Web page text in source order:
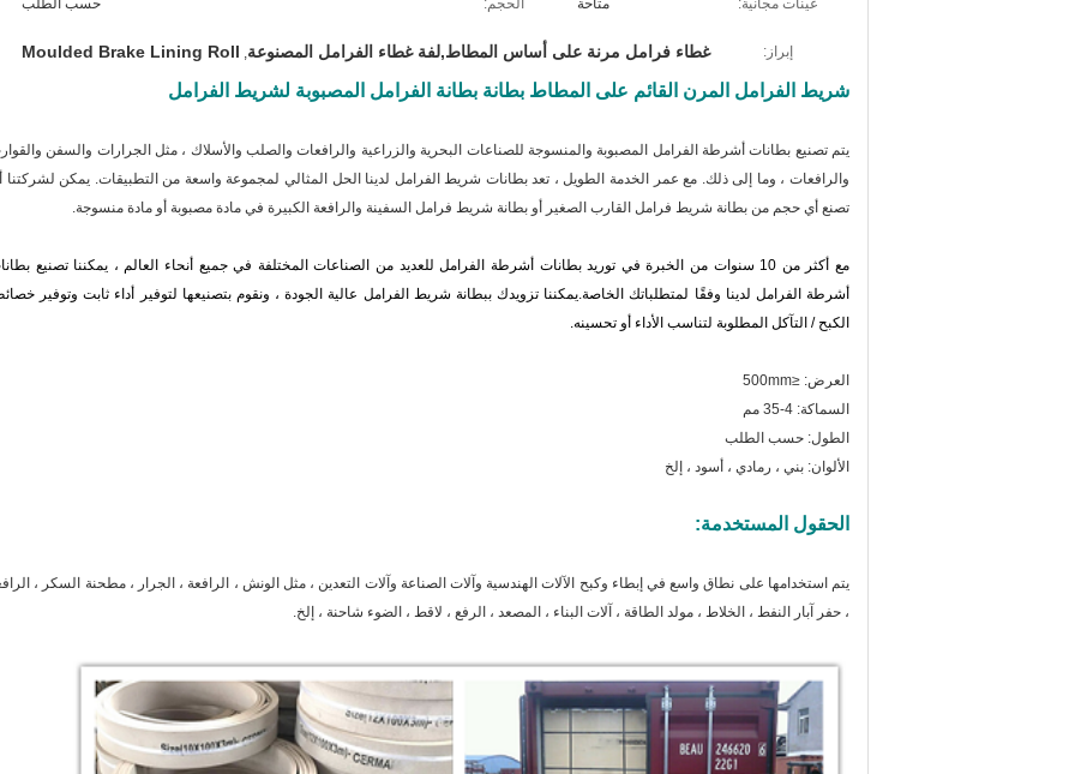
عينات مجانية: متاحة الحجم: حسب الطلب
إبراز: غطاء فرامل مرنة على أساس المطاط,لفة غطاء الفرامل المصنوعة,
Moulded Brake Lining Roll
شريط الفرامل المرن القائم على المطاط بطانة بطانة الفرامل المصبوبة لشريط الفرامل
يتم تصنيع بطانات أشرطة الفرامل المصبوبة والمنسوجة للصناعات البحرية والزراعية والرافعات والصلب والأسلاك ، مثل الجرارات والسفن
والرافعات ، وما إلى ذلك. مع عمر الخدمة الطويل ، تعد بطانات شريط الفرامل لدينا الحل المثالي لمجموعة واسعة من التطبيقات. يمكن لشركتنا
تصنع أي حجم من بطانة شريط فرامل القارب الصغير أو بطانة شريط فرامل السفينة والرافعة الكبيرة في مادة مصبوبة أو مادة منسوجة.
مع أكثر من 10 سنوات من الخبرة في توريد بطانات أشرطة الفرامل للعديد من الصناعات المختلفة في جميع أنحاء العالم ، يمكننا تصنيع
أشرطة الفرامل لدينا وفقًا لمتطلباتك الخاصة.يمكننا تزويدك ببطانة شريط الفرامل عالية الجودة ، ونقوم بتصنيعها لتوفير أداء ثابت وتوفير
الكبح / التآكل المطلوبة لتناسب الأداء أو تحسينه.
العرض: ≤500mm
السماكة: 4-35 مم
الطول: حسب الطلب
الألوان: بني ، رمادي ، أسود ، إلخ
الحقول المستخدمة:
يتم استخدامها على نطاق واسع في إبطاء وكبح الآلات الهندسية وآلات الصناعة وآلات التعدين ، مثل الونش ، الرافعة ، الجرار ، مطحنة السكر ،
، حفر آبار النفط ، الخلاط ، مولد الطاقة ، آلات البناء ، المصعد ، الرفع ، لاقط ، الضوء شاحنة ، إلخ.